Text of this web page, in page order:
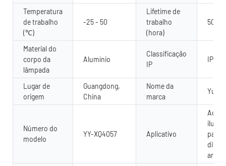
Temperatura
de trabalho
(℃)
-25 - 50
Lifetime de
trabalho
(hora)
Material do
corpo da
lâmpada
Alumínio
Classificação
IP
IP67
Lugar de
origem
Guangdong,
China
Nome da
marca
Número do
modelo
YY-XQ4057 Aplicativo
Ao ar